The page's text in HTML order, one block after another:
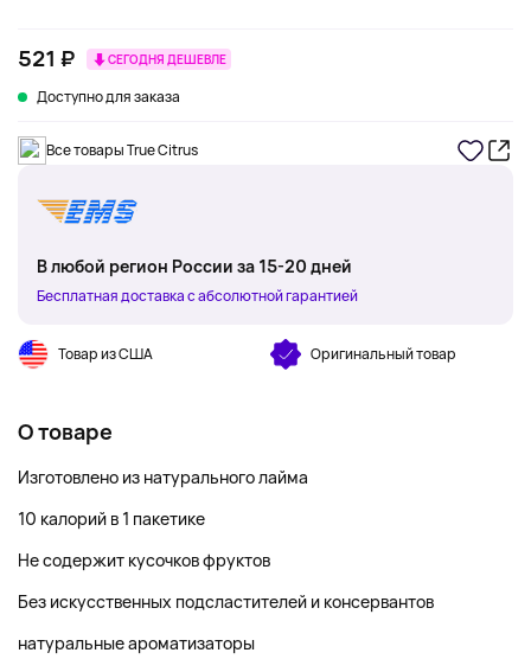
521 ₽ СЕГОДНЯ ДЕШЕВЛЕ
Доступно для заказа
Все товары True Citrus
В любой регион России за 15-20 дней
Бесплатная доставка с абсолютной гарантией
Товар из США Оригинальный товар
О товаре
Изготовлено из натурального лайма
10 калорий в 1 пакетике
Не содержит кусочков фруктов
Без искусственных подсластителей и консервантов
натуральные ароматизаторы